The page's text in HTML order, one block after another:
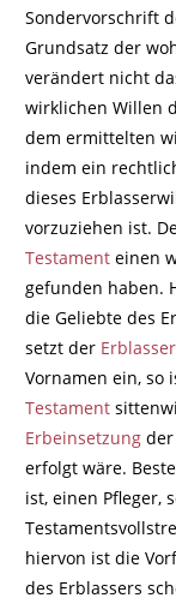
Sondervorschrift
Grundsatz der
verändert nicht
wirklichen Willen
dem ermittelten
indem ein
dieses
vorzuziehen ist.
Testament einen
gefunden haben.
die Geliebte des
setzt der Erblasser
Vornamen ein, so
Testament
Erbeinsetzung
erfolgt wäre.
ist, einen Pfleger,
hiervon ist die
des Erblassers